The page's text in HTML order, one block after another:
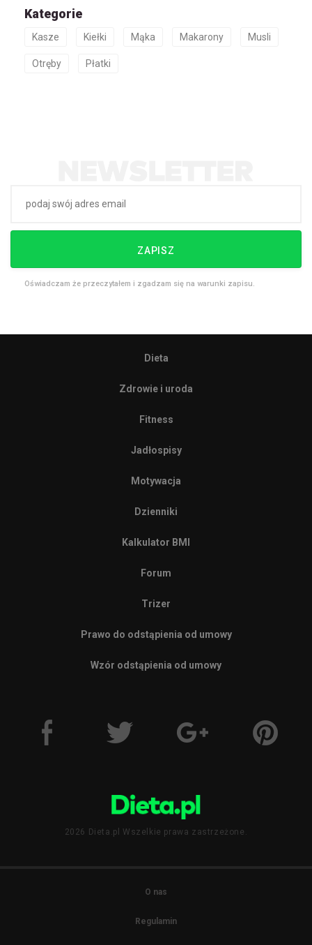
Kategorie
Kasze Kiełki Mąka Makarony Musli
Otręby Płatki
ZAPISZ
Oświadczam że przeczytałem i zgadzam się na warunki zapisu.
Dieta
Zdrowie i uroda
Fitness
Jadłospisy
Motywacja
Dzienniki
Kalkulator BMI
Forum
Trizer
Prawo do odstąpienia od umowy
Wzór odstąpienia od umowy
2026 Dieta.pl Wszelkie prawa zastrzeżone.
O nas
Regulamin